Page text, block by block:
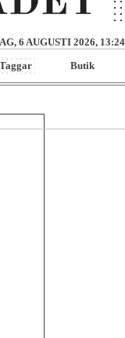
6 AUGUSTI 2026,
Butik